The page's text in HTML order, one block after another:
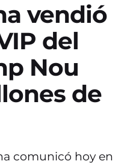
vendió
del
Nou
de
comunicó hoy en